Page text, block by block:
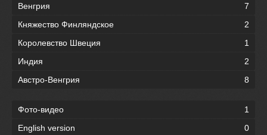
Венгрия
7
Княжество Финляндское
2
Королевство Швеция
1
Индия
2
Австро-Венгрия
8
Фото-видео
1
English version
0